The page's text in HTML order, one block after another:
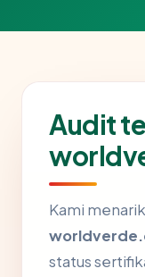
Audit
Kami
status